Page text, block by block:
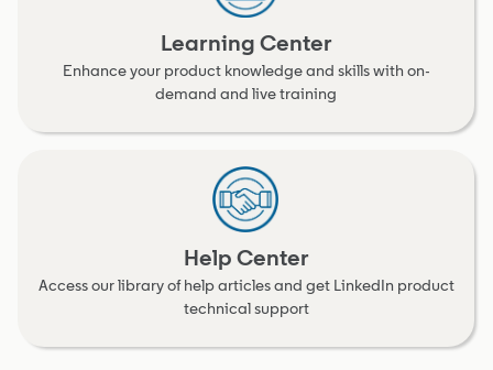
Learning Center
Enhance your product knowledge and skills with on-
demand and live training
Help Center
Access our library of help articles and get LinkedIn product
technical support